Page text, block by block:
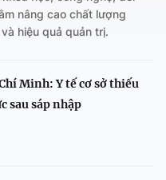
nâng cao chất lượng
hiệu quả quản trị.
Minh: Y tế cơ sở thiếu
sau sáp nhập